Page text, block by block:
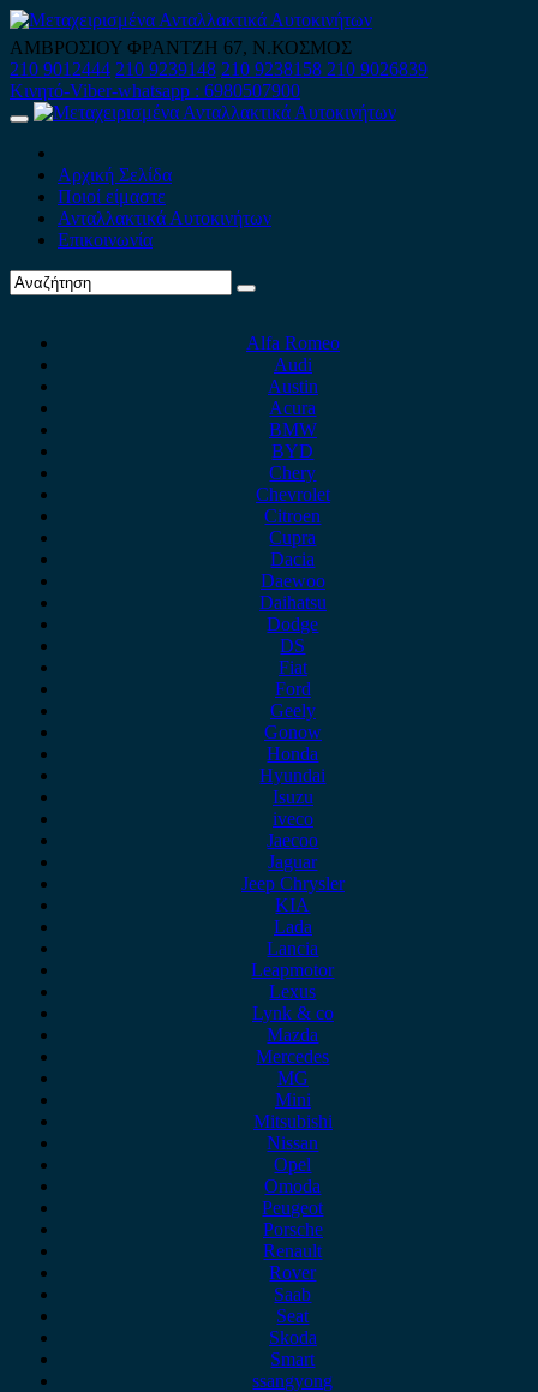
Skip
to
content
ΑΜΒΡΟΣΙΟΥ ΦΡΑΝΤΖΗ 67, Ν.ΚΟΣΜΟΣ
210 9012444 210 9239148 210 9238158 210 9026839
Κινητό-Viber-whatsapp : 6980507900
Primary
Αρχική Σελίδα
Ποιοί είμαστε
Ανταλλακτικά Αυτοκινήτων
Επικοινωνία
Alfa Romeo
Audi
Austin
Acura
BMW
BYD
Chery
Chevrolet
Citroen
Cupra
Dacia
Daewoo
Daihatsu
Dodge
DS
Fiat
Ford
Geely
Gonow
Honda
Hyundai
Isuzu
iveco
Jaecoo
Jaguar
Jeep Chrysler
KIA
Lada
Lancia
Leapmotor
Lexus
Lynk & co
Mazda
Mercedes
MG
Mini
Mitsubishi
Nissan
Opel
Omoda
Peugeot
Porsche
Renault
Rover
Saab
Seat
Skoda
Smart
ssangyong